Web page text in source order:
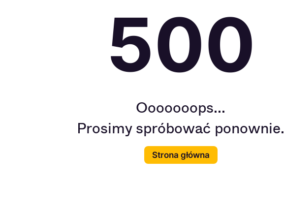
500
Ooooooops...
Prosimy spróbować ponownie.
Strona główna